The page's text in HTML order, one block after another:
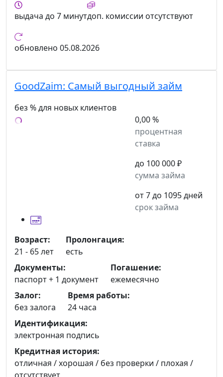
выдача до 7 минутдоп. комиссии отсутствуют
обновлено 05.08.2026
GoodZaim: Самый выгодный займ
без % для новых клиентов
0,00 %
процентная
ставка
до 100 000 ₽
сумма займа
от 7 до 1095 дней
срок займа
Возраст:
21 - 65 лет
Пролонгация:
есть
Документы:
паспорт + 1 документ
Погашение:
ежемесячно
Залог:
без залога
Время работы:
24 часа
Идентификация:
электронная подпись
Кредитная история:
отличная / хорошая / без проверки / плохая /